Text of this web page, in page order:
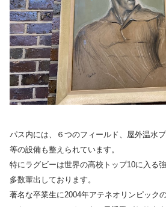
パス内には、６つのフィールド、屋外温水
等の設備も整えられています。
特にラグビーは世界の高校トップ10に入る
多数輩出しております。
著名な卒業生に2004年アテネオリンピック